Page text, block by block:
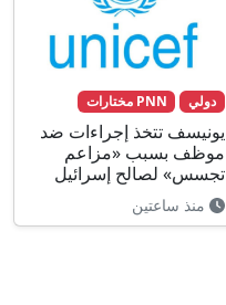
دولي PNN مختارات
يونيسف تتخذ إجراءات ضد
موظف بسبب «مزاعم
تجسس» لصالح إسرائيل
منذ ساعتين